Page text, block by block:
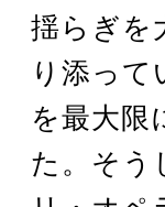
揺らぎを
り添って
を最大限
た。そう